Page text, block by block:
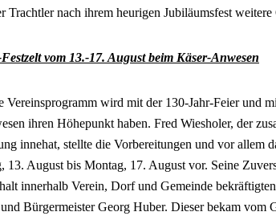
Trachtler nach ihrem heurigen Jubiläumsfest
vom 13.-17. August beim Käser-Anwesen
Vereinsprogramm wird mit der 130-Jahr-Feier und
ihren Höhepunkt haben. Fred Wiesholer, der
innehat, stellte die Vorbereitungen und vor allem
13. August bis Montag, 17. August vor. Seine
innerhalb Verein, Dorf und Gemeinde
Bürgermeister Georg Huber. Dieser bekam vom